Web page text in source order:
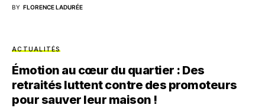
BY FLORENCE LADURÉE
ACTUALITÉS
Émotion au cœur du quartier : Des
retraités luttent contre des promoteurs
pour sauver leur maison !